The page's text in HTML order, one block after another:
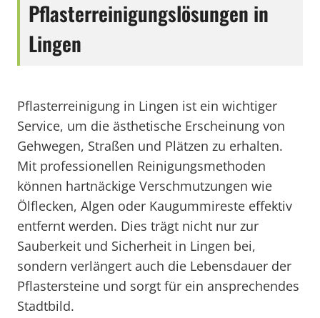
Pflasterreinigungslösungen in
Lingen
Pflasterreinigung in Lingen ist ein wichtiger
Service, um die ästhetische Erscheinung von
Gehwegen, Straßen und Plätzen zu erhalten.
Mit professionellen Reinigungsmethoden
können hartnäckige Verschmutzungen wie
Ölflecken, Algen oder Kaugummireste effektiv
entfernt werden. Dies trägt nicht nur zur
Sauberkeit und Sicherheit in Lingen bei,
sondern verlängert auch die Lebensdauer der
Pflastersteine und sorgt für ein ansprechendes
Stadtbild.